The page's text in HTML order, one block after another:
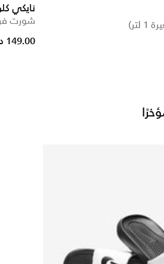
نايكي
شورت
reduced from
to
149.00 درهم